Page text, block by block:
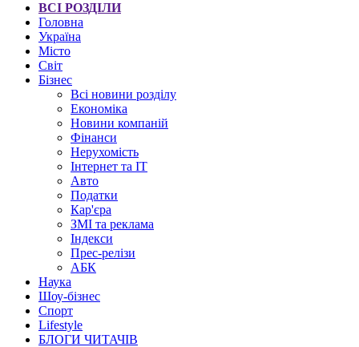
ВСІ РОЗДІЛИ
Головна
Україна
Місто
Світ
Бізнес
Всі новини розділу
Економіка
Новини компаній
Фінанси
Нерухомість
Інтернет та IT
Авто
Податки
Кар'єра
ЗМІ та реклама
Індекси
Прес-релізи
АБК
Наука
Шоу-бізнес
Спорт
Lifestyle
БЛОГИ ЧИТАЧІВ